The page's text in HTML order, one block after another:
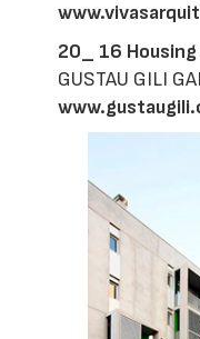
20_ 16
GUSTAU GILI